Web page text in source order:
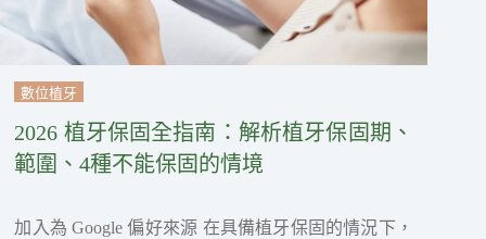
數位植牙
2026 植牙保固全指南：解析植牙保固期、
範圍、4種不能保固的情境
加入為 Google 偏好來源 在具備植牙保固的情況下，